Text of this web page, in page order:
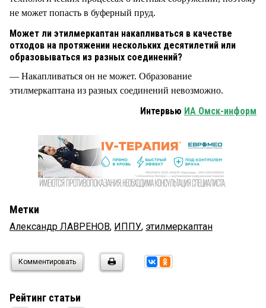
не может попасть в буферный пруд.
Может ли этилмеркаптан накапливаться в качестве
отходов на протяжении нескольких десятилетий или
образовываться из разных соединений?
— Накапливаться он не может. Образование
этилмеркаптана из разных соединений невозможно.
Интервью ИА Омск-информ
Метки
Александр ЛАВРЕНОВ, ИППУ, этилмеркаптан
Комментировать
Рейтинг статьи